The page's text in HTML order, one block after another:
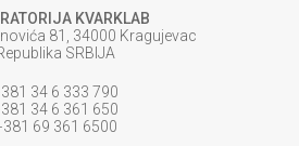
KVARKLAB
81, 34000 Kragujevac
SRBIJA
34 6 333 790
34 6 361 650
69 361 6500